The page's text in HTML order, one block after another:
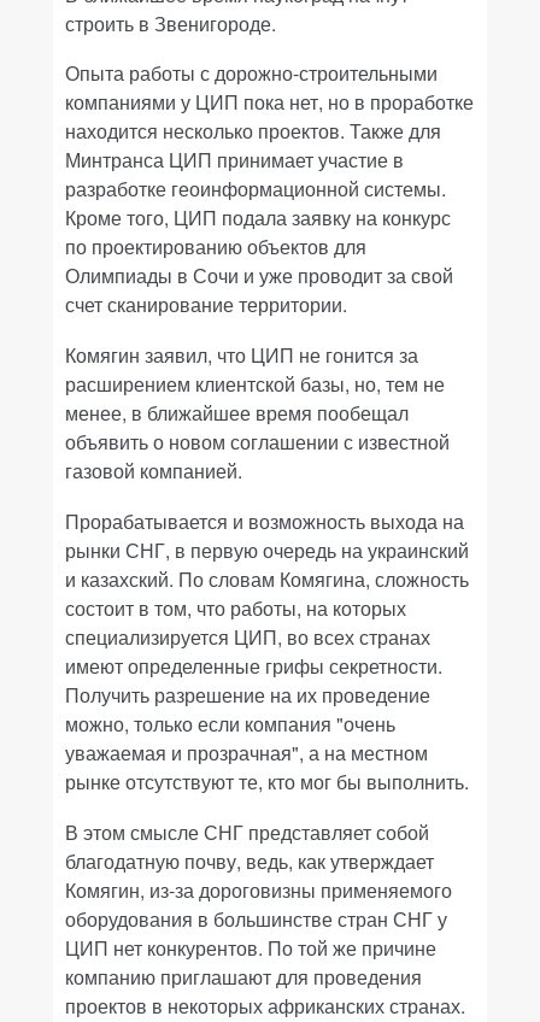
строить в Звенигороде.
Опыта работы с дорожно-строительными
компаниями у ЦИП пока нет, но в проработке
находится несколько проектов. Также для
Минтранса ЦИП принимает участие в
разработке геоинформационной системы.
Кроме того, ЦИП подала заявку на конкурс
по проектированию объектов для
Олимпиады в Сочи и уже проводит за свой
счет сканирование территории.
Комягин заявил, что ЦИП не гонится за
расширением клиентской базы, но, тем не
менее, в ближайшее время пообещал
объявить о новом соглашении с известной
газовой компанией.
Прорабатывается и возможность выхода на
рынки СНГ, в первую очередь на украинский
и казахский. По словам Комягина, сложность
состоит в том, что работы, на которых
специализируется ЦИП, во всех странах
имеют определенные грифы секретности.
Получить разрешение на их проведение
можно, только если компания "очень
уважаемая и прозрачная", а на местном
рынке отсутствуют те, кто мог бы выполнить.
В этом смысле СНГ представляет собой
благодатную почву, ведь, как утверждает
Комягин, из-за дороговизны применяемого
оборудования в большинстве стран СНГ у
ЦИП нет конкурентов. По той же причине
компанию приглашают для проведения
проектов в некоторых африканских странах.